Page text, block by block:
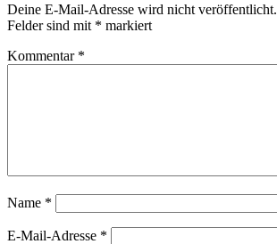
Deine E-Mail-Adresse wird nicht veröffentlicht.
Felder sind mit * markiert
Kommentar *
Name *
E-Mail-Adresse *